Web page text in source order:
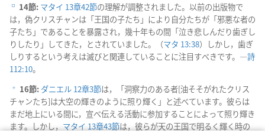
e 14節: マタイ 13章42節の理解が調整されました。以前の出版物で
は，偽クリスチャンは「王国の子たち」により自分たちが「邪悪な者の
子たち」であることを暴露され，幾十年もの間「泣き悲しんだり歯ぎし
りしたり」してきた，とされていました。（マタ 13:38）しかし，歯ぎ
しりするという考えは滅びと関連していることに注目すべきです。―詩
112:10。
f 16節: ダニエル 12章3節は，「洞察力のある者[油そそがれたクリス
チャンたち]は大空の輝きのように照り輝く」と述べています。彼らは
まだ地上にいる間に，宣べ伝える活動に参加することによって照り輝き
ます。しかし，マタイ 13章43節は，彼らが天の王国で明るく輝く時の